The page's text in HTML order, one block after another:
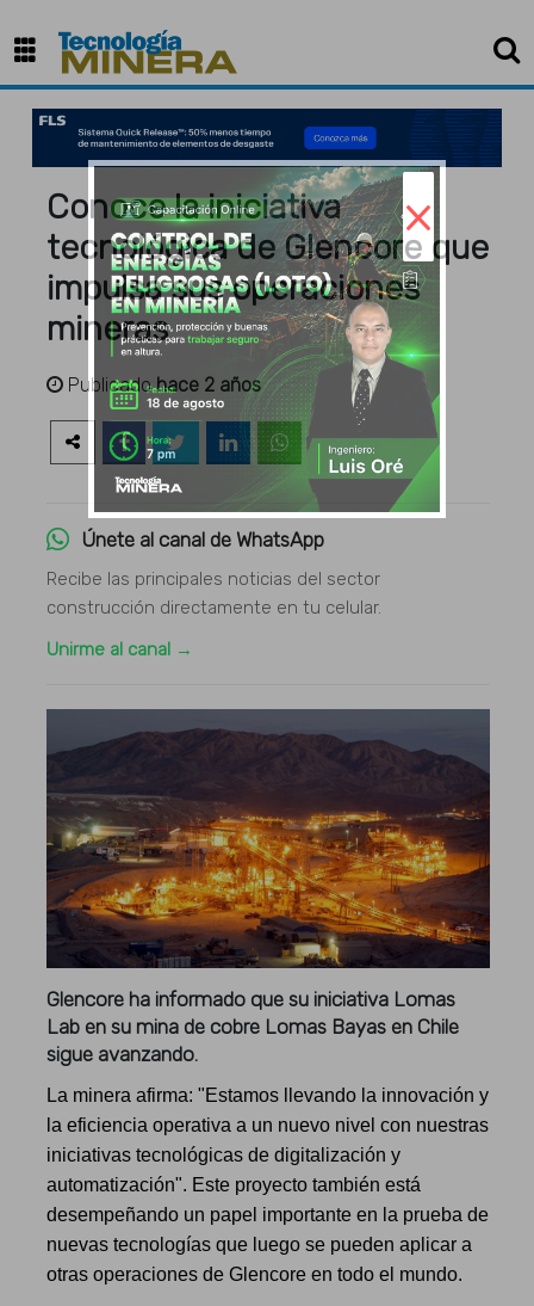
Conoce la iniciativa
tecnológica de Glencore que
impulsa sus operaciones
mineras
Publicadohace 2 años
Únete al canal de WhatsApp
Recibe las principales noticias del sector
construcción directamente en tu celular.
Unirme al canal →
Glencore ha informado que su iniciativa Lomas
Lab en su mina de cobre Lomas Bayas en Chile
sigue avanzando.
La minera afirma: "Estamos llevando la innovación y
la eficiencia operativa a un nuevo nivel con nuestras
iniciativas tecnológicas de digitalización y
automatización". Este proyecto también está
desempeñando un papel importante en la prueba de
nuevas tecnologías que luego se pueden aplicar a
otras operaciones de Glencore en todo el mundo.
×